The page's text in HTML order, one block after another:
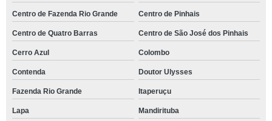
Centro de Fazenda Rio Grande Centro de Pinhais
Centro de Quatro Barras Centro de São José dos Pinhais
Cerro Azul Colombo
Contenda Doutor Ulysses
Fazenda Rio Grande Itaperuçu
Lapa Mandirituba